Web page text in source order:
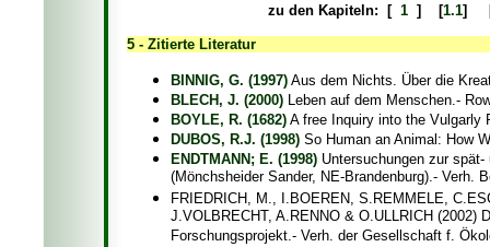
zu den Kapiteln: [1 ] [1.1]
5 - Zitierte Literatur
BINNIG, G. (1997) Aus dem Nichts. Über die
BLECH, J. (2000) Leben auf dem Menschen.-
BOYLE, R. (1682) A free Inquiry into the Vulgarly
DUBOS, R.J. (1998) So Human an Animal: How
ENDTMANN; E. (1998) Untersuchungen zur
(Mönchsheider Sander, NE-Brandenburg).- Verh.
FRIEDRICH, M., I.BOEREN, S.REMMELE,
J.VOLBRECHT, A.RENNO & O.ULLRICH (2002)
Forschungsprojekt.- Verh. der Gesellschaft f.